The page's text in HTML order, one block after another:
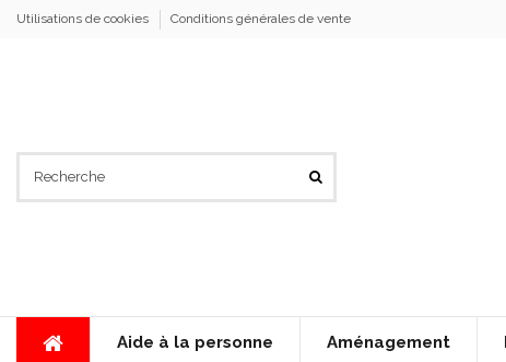
Utilisations de cookies Conditions générales de vente
Aide à la personne Aménagement